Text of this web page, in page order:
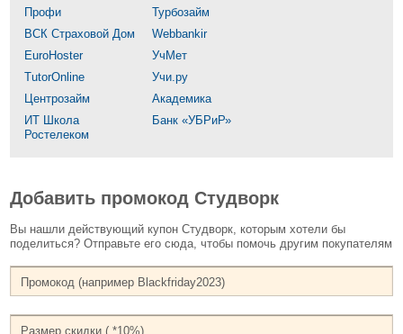
Профи
Турбозайм
ВСК Страховой Дом
Webbankir
EuroHoster
УчМет
TutorOnline
Учи.ру
Центрозайм
Академика
ИТ Школа
Ростелеком
Банк «УБРиР»
Добавить промокод Студворк
Вы нашли действующий купон Студворк, которым хотели бы
поделиться? Отправьте его сюда, чтобы помочь другим покупателям